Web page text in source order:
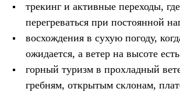
трекинг и активные переходы,
перегреваться при постоянной
восхождения в сухую погоду,
ожидается, а ветер на высоте
горный туризм в прохладный
гребням, открытым склонам,